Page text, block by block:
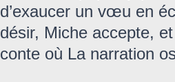
d’exaucer un vœu en
désir, Miche accepte,
conte où La narration